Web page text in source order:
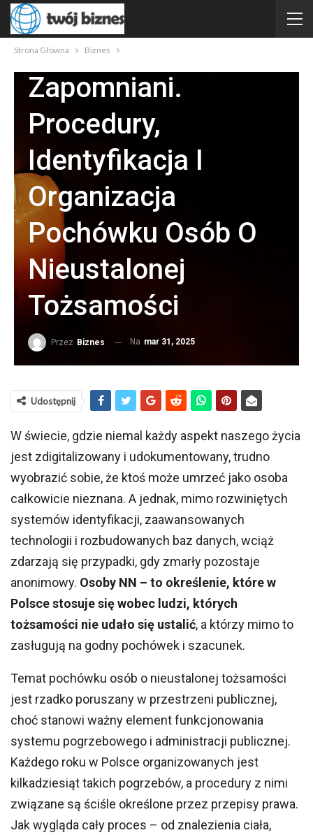
Strona Główna Biznes
Pogrzeby Osób NN
– Nieznani, Ale Nie
Zapomniani.
Procedury,
Identyfikacja I
Organizacja
Pochówku Osób O
Nieustalonej
Tożsamości
Przez Biznes Na mar 31, 2025
Udostępnij
W świecie, gdzie niemal każdy aspekt naszego życia
jest zdigitalizowany i udokumentowany, trudno
wyobrazić sobie, że ktoś może umrzeć jako osoba
całkowicie nieznana. A jednak, mimo rozwiniętych
systemów identyfikacji, zaawansowanych
technologii i rozbudowanych baz danych, wciąż
zdarzają się przypadki, gdy zmarły pozostaje
anonimowy. Osoby NN – to określenie, które w
Polsce stosuje się wobec ludzi, których
tożsamości nie udało się ustalić, a którzy mimo to
zasługują na godny pochówek i szacunek.
Temat pochówku osób o nieustalonej tożsamości
jest rzadko poruszany w przestrzeni publicznej,
choć stanowi ważny element funkcjonowania
systemu pogrzebowego i administracji publicznej.
Każdego roku w Polsce organizowanych jest
kilkadziesiąt takich pogrzebów, a procedury z nimi
związane są ściśle określone przez przepisy prawa.
Jak wygląda cały proces – od znalezienia ciała,